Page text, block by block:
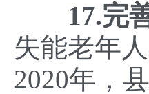
17.完
失能老年
2020年，